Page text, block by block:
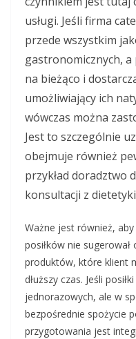
usługi. Jeśli firma
przede wszystkim
gastronomicznych, a
na bieżąco i
umożliwiający ich
wówczas można
Jest to szczególnie
obejmuje również
przykład doradztwo
konsultacji z
Ważne jest również,
posiłków nie
produktów, które klient
dłuższy czas. Jeśli
jednorazowych, ale w
bezpośrednie spożycie
przygotowania jest